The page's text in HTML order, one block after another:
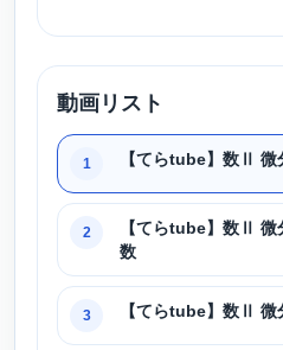
動画リスト
1 【てらtube】数Ⅱ 微
2
【てらtube】数Ⅱ 微
数
3 【てらtube】数Ⅱ 微